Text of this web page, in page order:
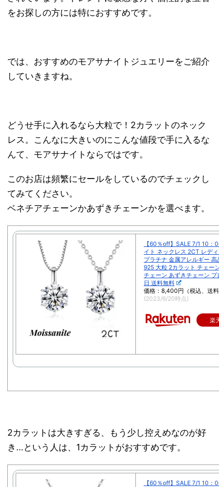
をお探しの方には特におすすめです。
では、おすすめのモアサナイトジュエリーをご紹介
していきますね。
どうせ手に入れるなら大粒で！2カラットのネック
レス。こんなに大きいのにこんな値段で手に入るな
んて、モアサナイトならではです。
このお店は頻繁にセールをしているのでチェックし
てみてください。
ベネチアチェーンかあずきチェーンかを選べます。
【60％off】SALE 7/1 10：
イト ネックレス 2CT レデ
プラチナ 金属アレルギー
925 大粒 2カラット チェー
チェーン あずきチェーン プ
日 送料無料
価格：8,400円（税込、送
(2023/6/20時点)
楽
2カラットは大きすぎる、もう少し控えめなのが好
き…という人は、1カラットがおすすめです。
【60％off】SALE 7/1 10：